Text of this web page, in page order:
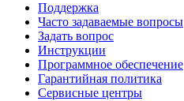
Поддержка
Часто задаваемые вопросы
Задать вопрос
Инструкции
Программное обеспечение
Гарантийная политика
Сервисные центры